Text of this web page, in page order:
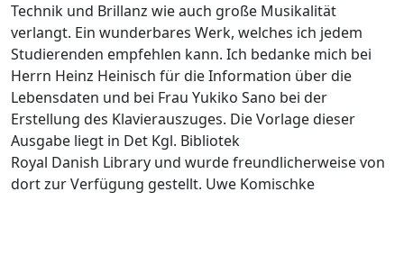
Technik und Brillanz wie auch große Musikalität
verlangt. Ein wunderbares Werk, welches ich jedem
Studierenden empfehlen kann. Ich bedanke mich bei
Herrn Heinz Heinisch für die Information über die
Lebensdaten und bei Frau Yukiko Sano bei der
Erstellung des Klavierauszuges. Die Vorlage dieser
Ausgabe liegt in Det Kgl. Bibliotek
Royal Danish Library und wurde freundlicherweise von
dort zur Verfügung gestellt. Uwe Komischke